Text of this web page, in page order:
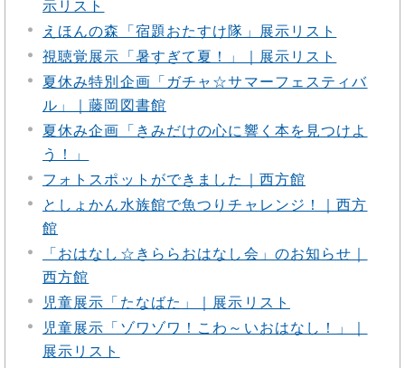
示リスト
えほんの森「宿題おたすけ隊」展示リスト
視聴覚展示「暑すぎて夏！」｜展示リスト
夏休み特別企画「ガチャ☆サマーフェスティバ
ル」｜藤岡図書館
夏休み企画「きみだけの心に響く本を見つけよ
う！」
フォトスポットができました｜西方館
としょかん水族館で魚つりチャレンジ！｜西方
館
「おはなし☆きららおはなし会」のお知らせ｜
西方館
児童展示「たなばた」｜展示リスト
児童展示「ゾワゾワ！こわ～いおはなし！」｜
展示リスト